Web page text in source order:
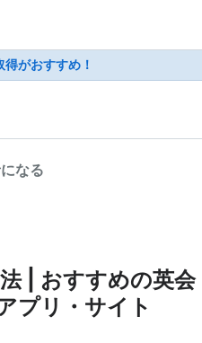
がおすすめ！
なる
| おすすめの英会
プリ・サイト